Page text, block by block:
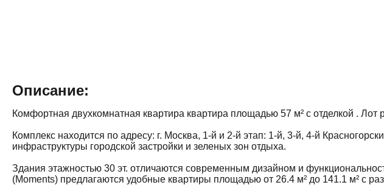
Описание:
Комфортная двухкомнатная квартира квартира площадью 57 м² с отделкой .
Комплекс находится по адресу: г. Москва, 1-й и 2-й этап: 1-й, 3-й, 4-й
инфраструктуры городской застройки и зеленых зон отдыха.
Здания этажностью 30 эт. отличаются современным дизайном и
(Moments) предлагаются удобные квартиры площадью от 26.4 м² до 141.1 м² с